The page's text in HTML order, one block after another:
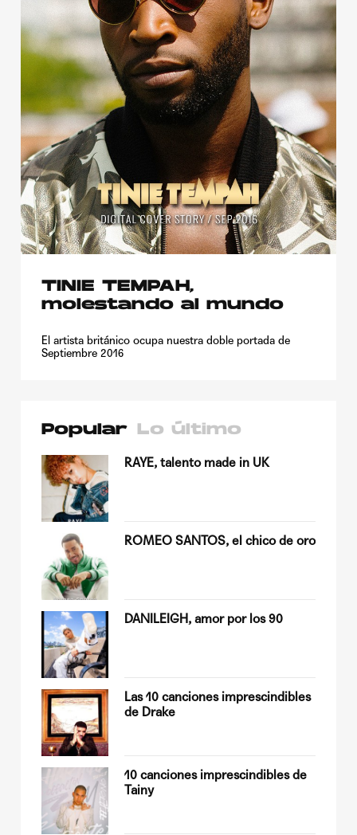
TINIE TEMPAH,
molestando al mundo
El artista británico ocupa nuestra doble portada de
Septiembre 2016
Popular Lo último
RAYE, talento made in UK
ROMEO SANTOS, el chico de oro
DANILEIGH, amor por los 90
Las 10 canciones imprescindibles
de Drake
10 canciones imprescindibles de
Tainy